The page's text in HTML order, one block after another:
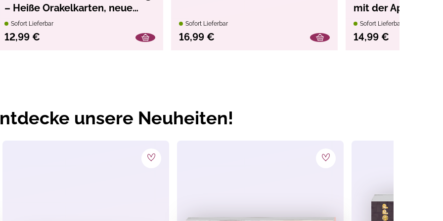
36 Monaten geeignet. Verschluckbare Kleinteile.
– Heiße Orakelkarten, neue
Krakelstifte
Sofort Lieferbar
12,99 €
Sofort Lieferbar
16,99 €
mit der App, die
spricht!
Sofort Lieferbar
14,99 €
unsere Neuheiten!